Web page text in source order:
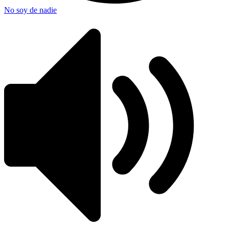
No soy de nadie